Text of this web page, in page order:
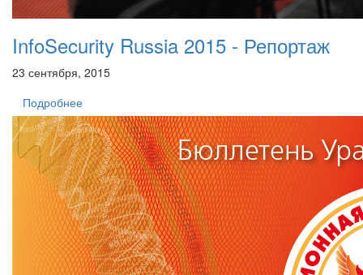
InfoSecurity Russia 2015 - Репортаж
23 сентября, 2015
Подробнее